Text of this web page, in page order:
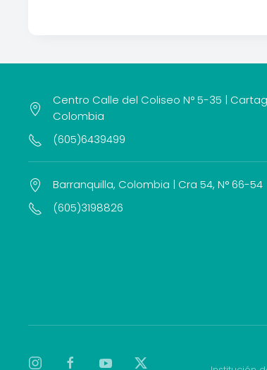
Centro Calle del Coliseo N° 5-35 |
Colombia
(605)6439499
Barranquilla, Colombia | Cra 54, N° 66-54
(605)3198826